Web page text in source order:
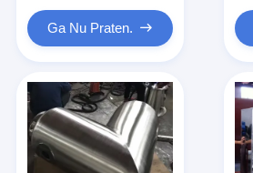
Alle Gevallen
Droger van de hoge snelheids de
Vloeibaar gemaakt trillen -
Ga Nu Praten.